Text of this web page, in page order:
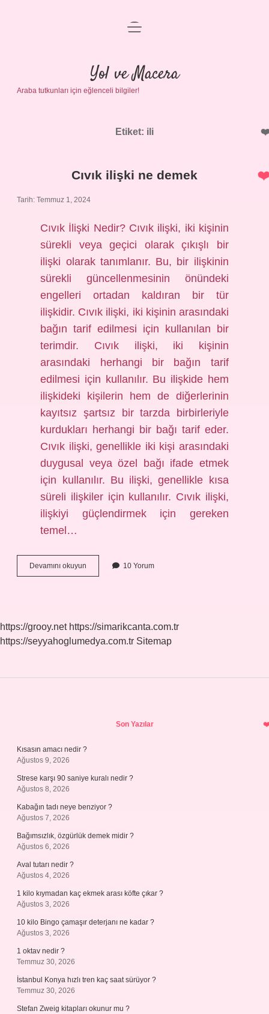
Anasayfa
Gizlilik Politikası
Yasal Uyarı
menüyü
Yol ve Macera
Araba tutkunları için eğlenceli bilgiler!
Etiket: ili
Cıvık ilişki ne demek
Tarih: Temmuz 1, 2024
Cıvık İlişki Nedir? Cıvık ilişki, iki kişinin
sürekli veya geçici olarak çıkışlı bir
ilişki olarak tanımlanır. Bu, bir ilişkinin
sürekli güncellenmesinin önündeki
engelleri ortadan kaldıran bir tür
ilişkidir. Cıvık ilişki, iki kişinin arasındaki
bağın tarif edilmesi için kullanılan bir
terimdir. Cıvık ilişki, iki kişinin
arasındaki herhangi bir bağın tarif
edilmesi için kullanılır. Bu ilişkide hem
ilişkideki kişilerin hem de diğerlerinin
kayıtsız şartsız bir tarzda birbirleriyle
kurdukları herhangi bir bağı tarif eder.
Cıvık ilişki, genellikle iki kişi arasındaki
duygusal veya özel bağı ifade etmek
için kullanılır. Bu ilişki, genellikle kısa
süreli ilişkiler için kullanılır. Cıvık ilişki,
ilişkiyi güçlendirmek için gereken
temel…
Devamını okuyun
ilişki
10 Yorum
https://grooy.net https://simarikcanta.com.tr
https://seyyahoglumedya.com.tr Sitemap
Son Yazılar
Kısasın amacı nedir ?
Ağustos 9, 2026
Strese karşı 90 saniye kuralı nedir ?
Ağustos 8, 2026
Kabağın tadı neye benziyor ?
Ağustos 7, 2026
Bağımsızlık, özgürlük demek midir ?
Ağustos 6, 2026
Aval tutarı nedir ?
Ağustos 4, 2026
1 kilo kıymadan kaç ekmek arası köfte çıkar ?
Ağustos 3, 2026
10 kilo Bingo çamaşır deterjanı ne kadar ?
Ağustos 3, 2026
1 oktav nedir ?
Temmuz 30, 2026
İstanbul Konya hızlı tren kaç saat sürüyor ?
Temmuz 30, 2026
Stefan Zweig kitapları okunur mu ?